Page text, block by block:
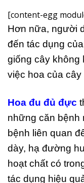
[content-egg
Hơn nữa, người
đến tác dụng
giống cây không
việc hoa của
Hoa đu đủ đực
những căn bệnh
bệnh liên quan
dày, hạ đường
hoạt chất có
tác dụng hiệu